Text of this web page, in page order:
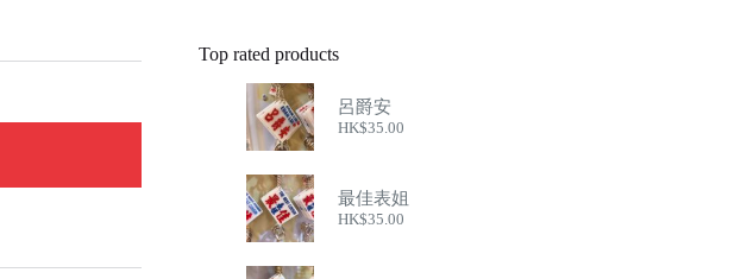
Top rated products
呂爵安
HK$35.00
最佳表姐
HK$35.00